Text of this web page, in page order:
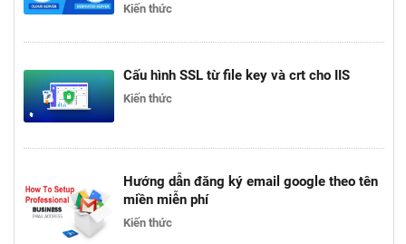
Kiến thức
Cấu hình SSL từ file key và crt cho IIS
Kiến thức
Hướng dẫn đăng ký email google theo tên
miền miễn phí
Kiến thức